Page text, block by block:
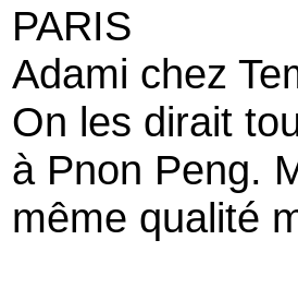
PARIS
Adami chez
On les dirait
à Pnon Peng.
même qualité